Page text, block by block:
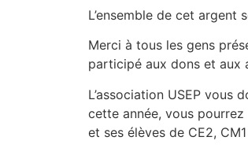
L’ensemble de cet
Merci à tous les gens
participé aux dons et aux
L’association USEP vous
cette année, vous
et ses élèves de CE2,